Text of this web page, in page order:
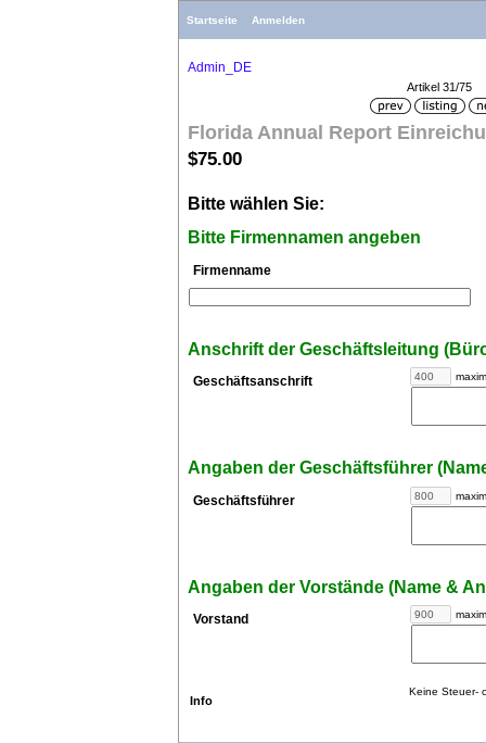
Startseite Anmelden
Admin_DE
Artikel 31/75
Florida Annual Report
$75.00
Bitte wählen Sie:
Bitte Firmennamen angeben
Firmenname
Anschrift der Geschäftsleitung
Geschäftsanschrift
Angaben der Geschäftsführer
Geschäftsführer
Angaben der Vorstände (Name &
Vorstand
Info
Keine Steuer-